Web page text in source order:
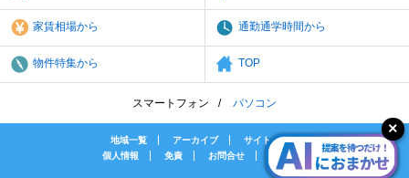
家賃相場から 通勤通学時間から
物件特集から TOP
スマートフォン パソコン
地域一覧 アーカイブ
サイトマップ
個人情報
免責 お問合せ 会社案内